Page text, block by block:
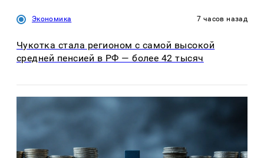
Экономика 7 часов назад
Чукотка стала регионом с самой высокой
средней пенсией в РФ — более 42 тысяч